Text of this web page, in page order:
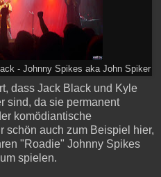
- Johnny Spikes aka John Spiker
dass Jack Black und Kyle
sind, da sie permanent
komödiantische
schön auch zum Beispiel hier,
"Roadie" Johnny Spikes
spielen.